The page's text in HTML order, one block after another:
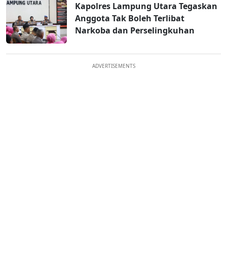
Kapolres Lampung Utara Tegaskan
Anggota Tak Boleh Terlibat
Narkoba dan Perselingkuhan
ADVERTISEMENTS